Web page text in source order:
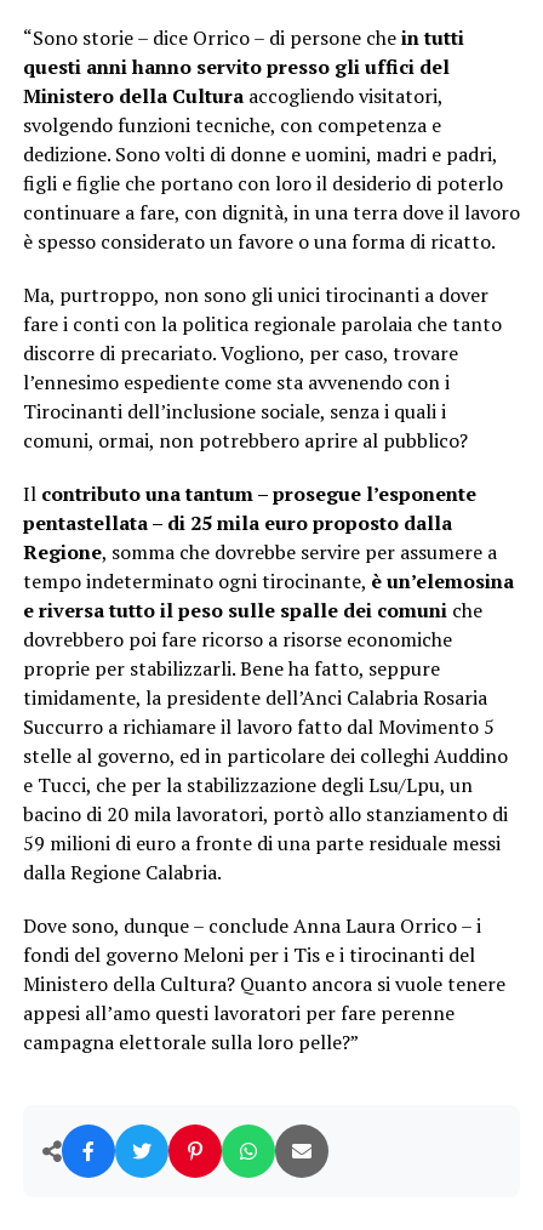
“Sono storie – dice Orrico – di persone chein tutti
questi anni hanno servito presso gli uffici del
Ministero della Culturaaccogliendo visitatori,
svolgendo funzioni tecniche, con competenza e
dedizione. Sono volti di donne e uomini, madri e padri,
figli e figlie che portano con loro il desiderio di poterlo
continuare a fare, con dignità, in una terra dove il lavoro
è spesso considerato un favore o una forma di ricatto.
Ma, purtroppo, non sono gli unici tirocinanti a dover
fare i conti con la politica regionale parolaia che tanto
discorre di precariato. Vogliono, per caso, trovare
l’ennesimo espediente come sta avvenendo con i
Tirocinanti dell’inclusione sociale, senza i quali i
comuni, ormai, non potrebbero aprire al pubblico?
Ilcontributo una tantum – prosegue l’esponente
pentastellata – di 25 mila europroposto dalla
Regione, somma che dovrebbe servire per assumere a
tempo indeterminato ogni tirocinante, è un’elemosina
e riversa tutto il peso sulle spalle dei comuniche
dovrebbero poi fare ricorso a risorse economiche
proprie per stabilizzarli. Bene ha fatto, seppure
timidamente, la presidente dell’Anci Calabria Rosaria
Succurro a richiamare il lavoro fatto dal Movimento 5
stelle al governo, ed in particolare dei colleghi Auddino
e Tucci, che per la stabilizzazione degli Lsu/Lpu, un
bacino di 20 mila lavoratori, portò allo stanziamento di
59 milioni di euro a fronte di una parte residuale messi
dalla Regione Calabria.
Dove sono, dunque – conclude Anna Laura Orrico – i
fondi del governo Meloni per i Tis e i tirocinanti del
Ministero della Cultura? Quanto ancora si vuole tenere
appesi all’amo questi lavoratori per fare perenne
campagna elettorale sulla loro pelle?”